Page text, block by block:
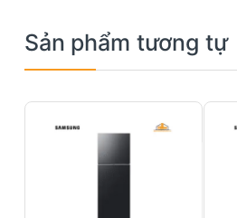
Sản phẩm tương tự